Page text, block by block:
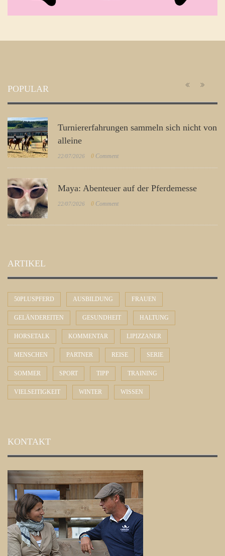
POPULAR
Turniererfahrungen sammeln sich nicht von
alleine
22/07/2026 0 Comment
Maya: Abenteuer auf der Pferdemesse
22/07/2026 0 Comment
ARTIKEL
50PLUSPFERD AUSBILDUNG FRAUEN
GELÄNDEREITEN GESUNDHEIT HALTUNG
HORSETALK KOMMENTAR LIPIZZANER
MENSCHEN PARTNER REISE SERIE
SOMMER SPORT TIPP TRAINING
VIELSEITIGKEIT WINTER WISSEN
KONTAKT